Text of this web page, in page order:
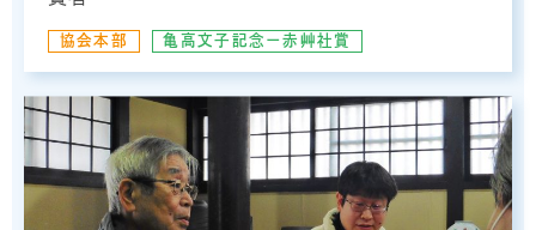
協会本部 亀高文子記念ー赤艸社賞